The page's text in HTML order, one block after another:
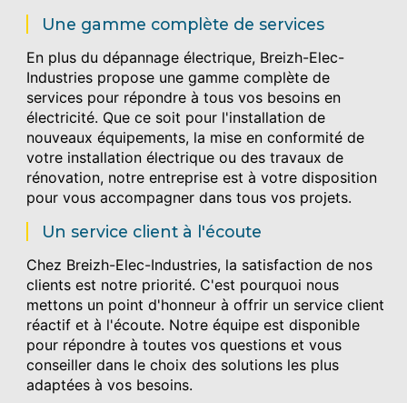
Une gamme complète de services
En plus du dépannage électrique, Breizh-Elec-
Industries propose une gamme complète de
services pour répondre à tous vos besoins en
électricité. Que ce soit pour l'installation de
nouveaux équipements, la mise en conformité de
votre installation électrique ou des travaux de
rénovation, notre entreprise est à votre disposition
pour vous accompagner dans tous vos projets.
Un service client à l'écoute
Chez Breizh-Elec-Industries, la satisfaction de nos
clients est notre priorité. C'est pourquoi nous
mettons un point d'honneur à offrir un service client
réactif et à l'écoute. Notre équipe est disponible
pour répondre à toutes vos questions et vous
conseiller dans le choix des solutions les plus
adaptées à vos besoins.